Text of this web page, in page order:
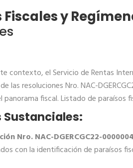
y
el Servicio de Rentas
resoluciones Nro. NAC-
fiscal. Listado de paraísos
Sustanciales:
Nro. NAC-DGERCGC22-
con la identificación de paraísos